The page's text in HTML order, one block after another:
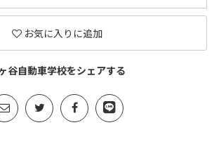
お気に入りに追加
谷自動車学校をシェアする